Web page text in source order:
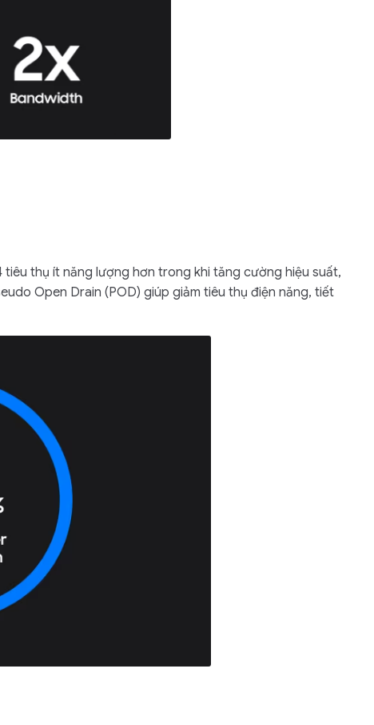
thụ ít năng lượng hơn trong khi tăng cường hiệu suất,
Open Drain (POD) giúp giảm tiêu thụ điện năng, tiết